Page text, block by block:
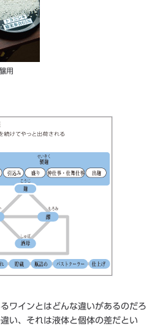
用
ワインとはどんな違いがあるのだろ
い、それは液体と個体の差だとい